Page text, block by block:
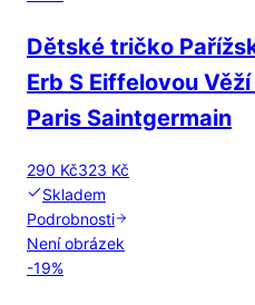
Dětské tričko
Erb S Eiffelovou
Paris Saintgermain
290 Kč323 Kč
Skladem
Podrobnosti
Není obrázek
-19%